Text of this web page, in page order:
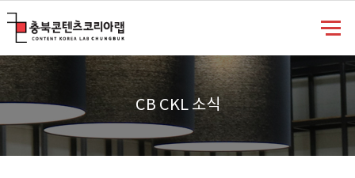
CB CKL 소식